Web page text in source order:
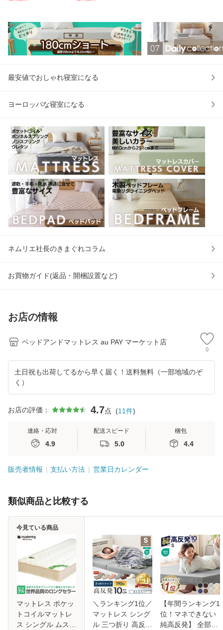
07シリーズ メール
便
BP00 エコテック
最安値でおしゃれ寝室になる
ヨーロッパな寝室になる
ネムリエ社長のきまぐれコラム
お買物ガイド(返品・開梱設置など)
お店の情報
ベッドアンドマットレス au PAY マーケット店
0
土日祝も出荷してるから早く届く！送料無料（一部地域のぞ
く）
お店の評価： 4.7点 (11件)
連絡・応対
4.9
配送スピード
5.0
梱包
4.4
販売者情報 支払い方法 営業日カレンダー
類似商品と比較する
マットレス ポケッ
トコイルマットレ
ス シングル ムスタ
今見ている商品
＼ランキング1位／
マットレス シング
ル 三つ折り 高反発
【年間ランキング1
位！マネできない
純高反発】 全部洗